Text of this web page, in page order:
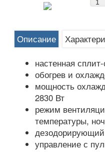
Описание
настенная
обогрев и
мощность
2830 Вт
режим
температуры,
управление с